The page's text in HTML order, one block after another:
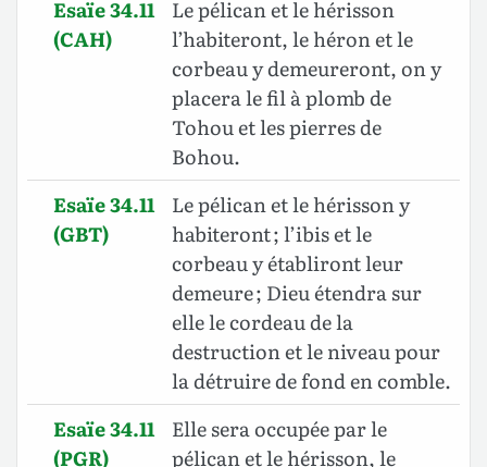
Esaïe 34.11
(CAH)
Le pélican et le hérisson
l’habiteront, le héron et le
corbeau y demeureront, on y
placera le fil à plomb de
Tohou et les pierres de
Bohou.
Esaïe 34.11
(GBT)
Le pélican et le hérisson y
habiteront ; l’ibis et le
corbeau y établiront leur
demeure ; Dieu étendra sur
elle le cordeau de la
destruction et le niveau pour
la détruire de fond en comble.
Esaïe 34.11
(PGR)
Elle sera occupée par le
pélican et le hérisson, le